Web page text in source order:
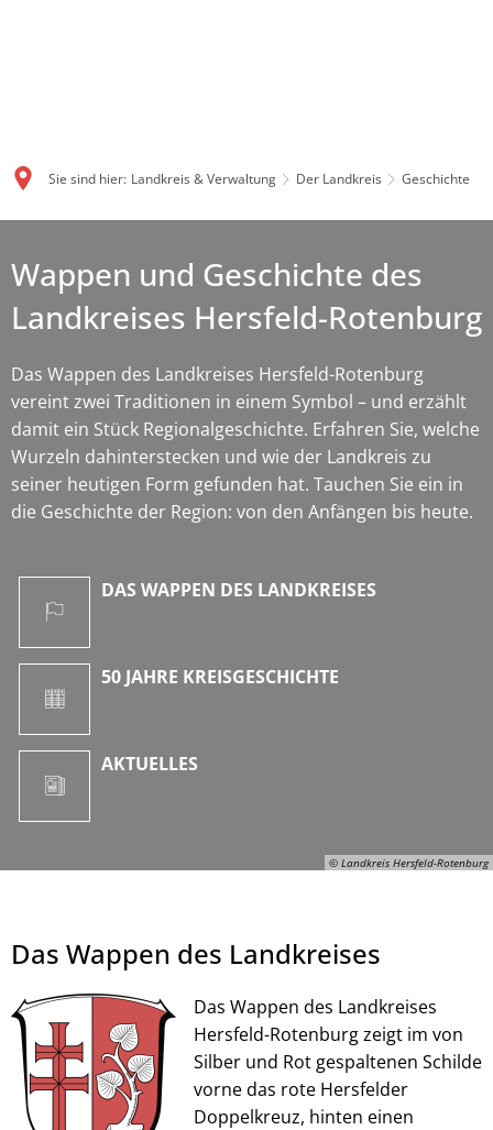
Sie sind hier: Landkreis & Verwaltung Der Landkreis Geschichte
© Landkreis Hersfeld-Rotenburg
© Landkreis Hersfeld-Rotenburg
Wappen und Geschichte des
Landkreises Hersfeld-Rotenburg
Das Wappen des Landkreises Hersfeld-Rotenburg
vereint zwei Traditionen in einem Symbol – und erzählt
damit ein Stück Regionalgeschichte. Erfahren Sie, welche
Wurzeln dahinterstecken und wie der Landkreis zu
seiner heutigen Form gefunden hat. Tauchen Sie ein in
die Geschichte der Region: von den Anfängen bis heute.
DAS WAPPEN DES LANDKREISES
50 JAHRE KREISGESCHICHTE
AKTUELLES
Das Wappen des Landkreises
Das Wappen des Landkreises
Hersfeld-Rotenburg zeigt im von
Silber und Rot gespaltenen Schilde
vorne das rote Hersfelder
Doppelkreuz, hinten einen